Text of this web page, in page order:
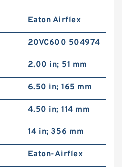
Eaton Airflex
20VC600 504974
2.00 in; 51 mm
6.50 in; 165 mm
4.50 in; 114 mm
14 in; 356 mm
Eaton-Airflex